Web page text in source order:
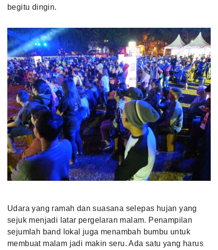
begitu dingin.
Udara yang ramah dan suasana selepas hujan yang
sejuk menjadi latar pergelaran malam. Penampilan
sejumlah band lokal juga menambah bumbu untuk
membuat malam jadi makin seru. Ada satu yang harus